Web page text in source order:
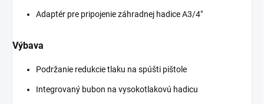
Adaptér pre pripojenie záhradnej hadice A3/4"
Výbava
Podržanie redukcie tlaku na spúšti pištole
Integrovaný bubon na vysokotlakovú hadicu